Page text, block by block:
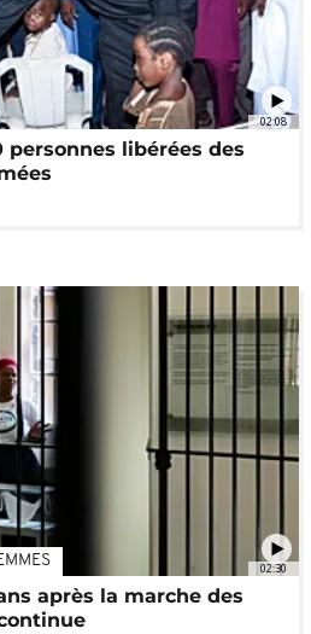
02:08
personnes libérées des
02:30
après la marche des